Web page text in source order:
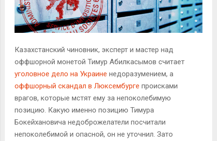
Казахстанский чиновник, эксперт и мастер над
оффшорной монетой Тимур Абилкасымов считает
уголовное дело на Украине недоразумением, а
оффшорный скандал в Люксембурге происками
врагов, которые мстят ему за непоколебимую
позицию. Какую именно позицию Тимура
Бокейхановича недоброжелатели посчитали
непоколебимой и опасной, он не уточнил. Зато